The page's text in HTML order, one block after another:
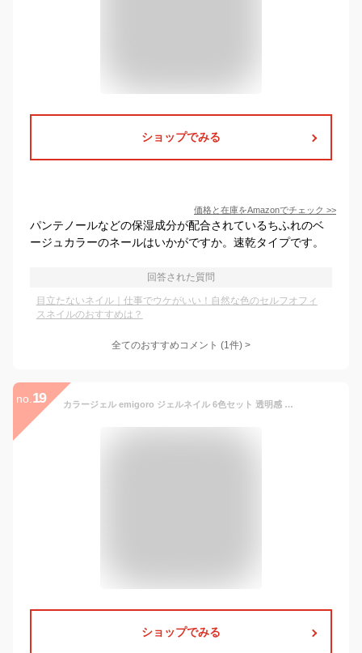
ショップでみる
価格と在庫をAmazonでチェック >>
パンテノールなどの保湿成分が配合されているちふれのベ
ージュカラーのネールはいかがですか。速乾タイプです。
回答された質問
目立たないネイル｜仕事でウケがいい！自然な色のセルフオフィ
スネイルのおすすめは？
全てのおすすめコメント (1件) >
no. 19 カラージェル emigoro ジェルネイル 6色セット 透明感 セルフネイル 初心者用 シアーカラージェルネイル 10ml/本 UV・LED対応
ショップでみる